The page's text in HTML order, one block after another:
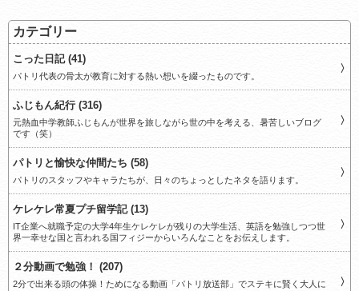
カテゴリー
こった日記 (41)
パトリ代表の骨太が教育に対する熱い想いを綴ったものです。
ふじもん紀行 (316)
元熱血中学教師ふじもんが世界を旅しながら世の中を考える、暑苦しいブログ
です（笑）
パトリと愉快な仲間たち (58)
パトリのスタッフやキャラたちが、日々のちょっとしたネタを語ります。
ケレケレ常夏プチ留学記 (13)
IT企業へ就職予定の大学4年生ケレケレが残りの大学生活、英語を勉強しつつ世
界一幸せな国と言われる国フィジーからいろんなことをお伝えします。
２分動画で勉強！ (207)
2分で出来る頭の体操！ためになる動画「パトリ放送部」でステキに賢く大人に